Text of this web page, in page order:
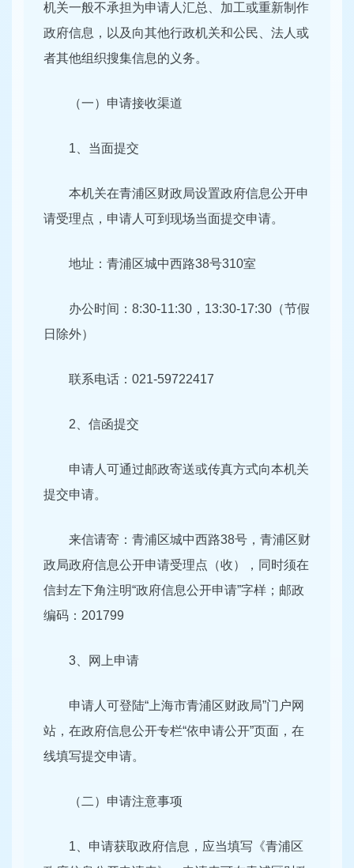
机关一般不承担为申请人汇总、加工或重新制作
政府信息，以及向其他行政机关和公民、法人或
者其他组织搜集信息的义务。
（一）申请接收渠道
1、当面提交
本机关在青浦区财政局设置政府信息公开申
请受理点，申请人可到现场当面提交申请。
地址：青浦区城中西路38号310室
办公时间：8:30-11:30，13:30-17:30（节假
日除外）
联系电话：021-59722417
2、信函提交
申请人可通过邮政寄送或传真方式向本机关
提交申请。
来信请寄：青浦区城中西路38号，青浦区财
政局政府信息公开申请受理点（收），同时须在
信封左下角注明“政府信息公开申请”字样；邮政
编码：201799
3、网上申请
申请人可登陆“上海市青浦区财政局”门户网
站，在政府信息公开专栏“依申请公开”页面，在
线填写提交申请。
（二）申请注意事项
1、申请获取政府信息，应当填写《青浦区